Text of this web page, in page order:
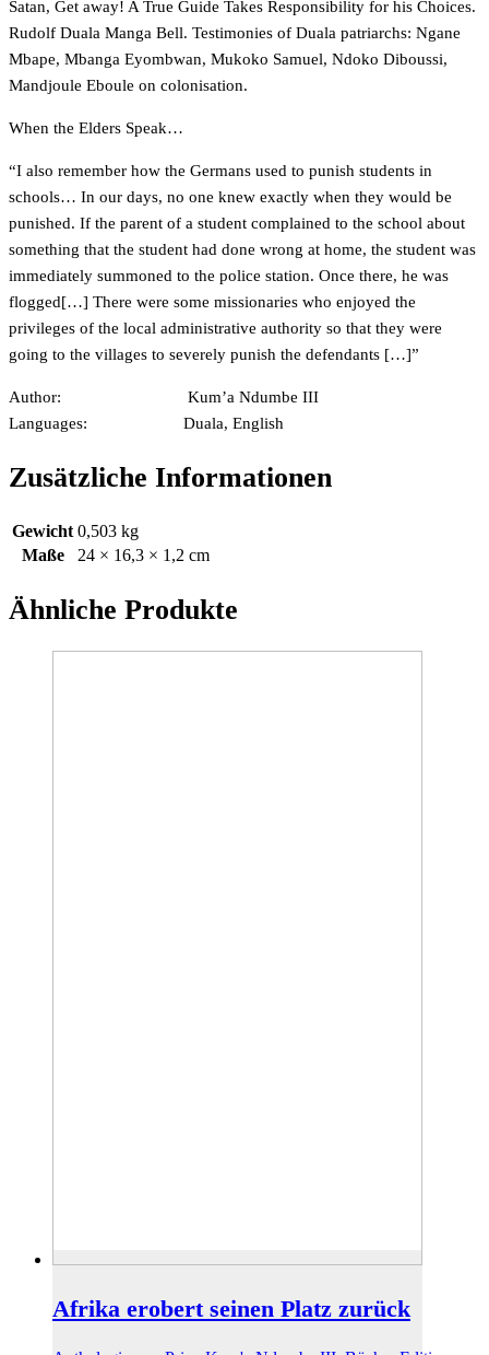
Elders
Speak…
Menge
Satan, Get away! A True Guide Takes Responsibility for his Choices.
Rudolf Duala Manga Bell. Testimonies of Duala patriarchs: Ngane
Mbape, Mbanga Eyombwan, Mukoko Samuel, Ndoko Diboussi,
Mandjoule Eboule on colonisation.
When the Elders Speak…
“I also remember how the Germans used to punish students in
schools… In our days, no one knew exactly when they would be
punished. If the parent of a student complained to the school about
something that the student had done wrong at home, the student was
immediately summoned to the police station. Once there, he was
flogged[…] There were some missionaries who enjoyed the
privileges of the local administrative authority so that they were
going to the villages to severely punish the defendants […]”
Author: Kum’a Ndumbe III
Languages: Duala, English
Zusätzliche Informationen
Gewicht 0,503 kg
Maße
24 × 16,3 × 1,2 cm
Ähnliche Produkte
Afrika erobert seinen Platz zurück